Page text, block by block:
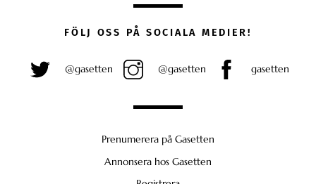
FÖLJ OSS PÅ SOCIALA MEDIER!
@gasetten @gasetten gasetten
Prenumerera på Gasetten
Annonsera hos Gasetten